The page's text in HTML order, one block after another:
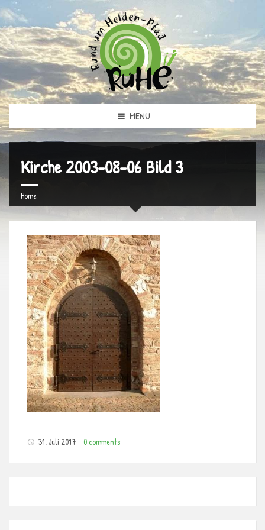
MENU
Kirche 2003-08-06 Bild 3
Home
31. Juli 2017 0 comments